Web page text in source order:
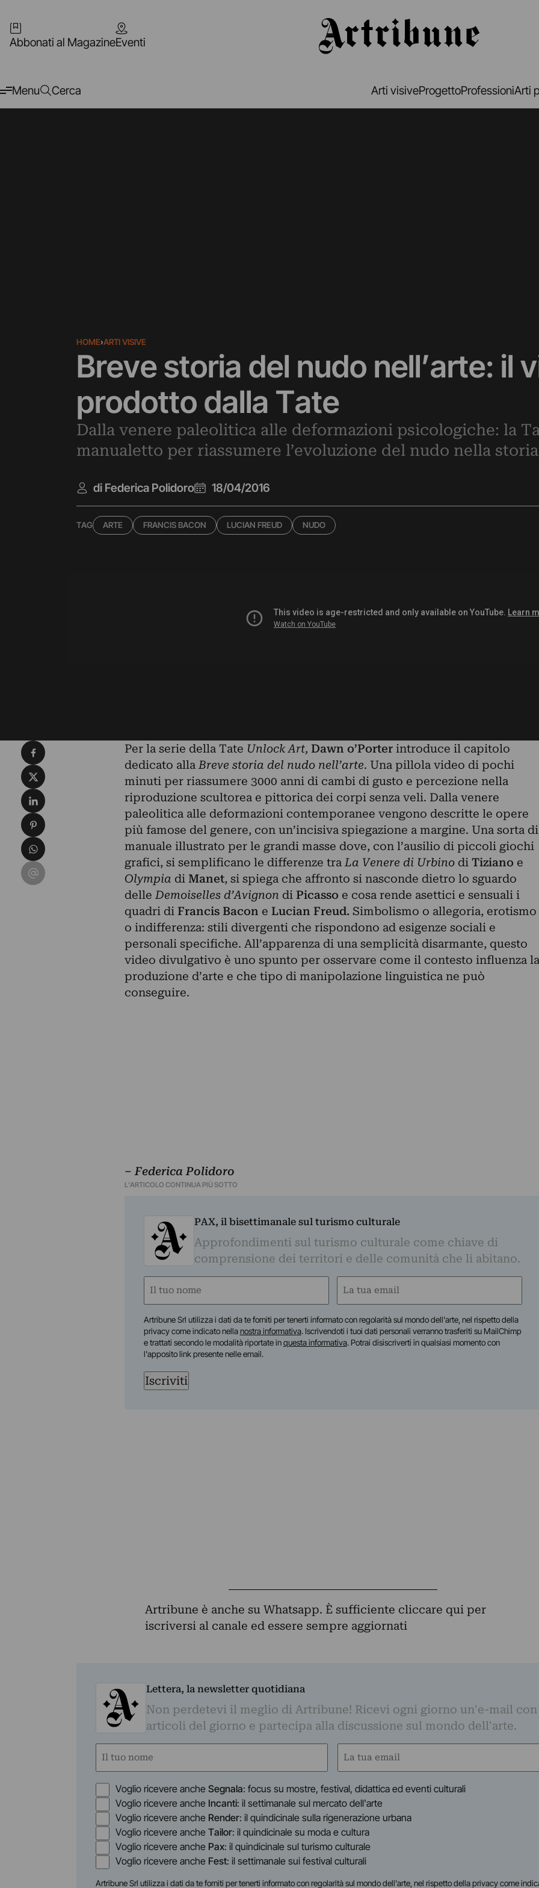
Abbonati al MagazineEventi
Menu Cerca Arti visiveProgettoProfessioniArti
HOME›ARTI VISIVE
Breve storia del nudo nell’arte: il
prodotto dalla Tate
Dalla venere paleolitica alle deformazioni psicologiche: la
manualetto per riassumere l’evoluzione del nudo nella
di Federica Polidoro 18/04/2016
TAG ARTE FRANCIS BACON LUCIAN FREUD NUDO
Per la serie della Tate Unlock Art, Dawn o’Porterintroduce il capitolo
dedicato alla Breve storia del nudo nell’arte. Una pillola video di pochi
minuti per riassumere 3000 anni di cambi di gusto e percezione nella
riproduzione scultorea e pittorica dei corpi senza veli. Dalla venere
paleolitica alle deformazioni contemporanee vengono descritte le opere
più famose del genere, con un’incisiva spiegazione a margine. Una sorta di
manuale illustrato per le grandi masse dove, con l’ausilio di piccoli giochi
grafici, si semplificano le differenze tra La Venere di Urbinodi Tiziano e
Olympia di Manet, si spiega che affronto si nasconde dietro lo sguardo
delle Demoiselles d’Avignon di Picasso e cosa rende asettici e sensuali i
quadri di Francis Bacon e Lucian Freud. Simbolismo o allegoria, erotismo
o indifferenza: stili divergenti che rispondono ad esigenze sociali e
personali specifiche. All’apparenza di una semplicità disarmante, questo
video divulgativo è uno spunto per osservare come il contesto influenza la
produzione d’arte e che tipo di manipolazione linguistica ne può
conseguire.
– Federica Polidoro
L'ARTICOLO CONTINUA PIÙ SOTTO
PAX, il bisettimanale sul turismo culturale
Approfondimenti sul turismo culturale come chiave di
comprensione dei territori e delle comunità che li abitano.
Nome
Email
Artribune Srl utilizza i dati da te forniti per tenerti informato con regolarità sul mondo dell'arte, nel rispetto della
privacy come indicato nellanostra informativa. Iscrivendoti i tuoi dati personali verranno trasferiti su MailChimp
e trattati secondo le modalità riportate inquesta informativa. Potrai disiscriverti in qualsiasi momento con
l'apposito link presente nelle email.
Iscriviti
Artribune è anche su Whatsapp. È sufficiente cliccare qui per
iscriversi al canale ed essere sempre aggiornati
Lettera, la newsletter quotidiana
Non perdetevi il meglio di Artribune! Ricevi ogni giorno un'e-mail
articoli del giorno e partecipa alla discussione sul mondo dell'arte.
Nome
Nome
Email
Opzioni
Voglio ricevere anche Segnala: focus su mostre, festival, didattica ed eventi culturali
Voglio ricevere anche Incanti: il settimanale sul mercato dell'arte
Voglio ricevere anche Render: il quindicinale sulla rigenerazione urbana
Voglio ricevere anche Tailor: il quindicinale su moda e cultura
Voglio ricevere anche Pax: il quindicinale sul turismo culturale
Voglio ricevere anche Fest: il settimanale sui festival culturali
Artribune Srl utilizza i dati da te forniti per tenerti informato con regolarità sul mondo dell'arte, nel rispetto della privacy come
Condividi su Facebook
Condividi su X
Condividi su LinkedIn
Condividi su Pinterest
Condividi su WhatsApp
Condividi su Email